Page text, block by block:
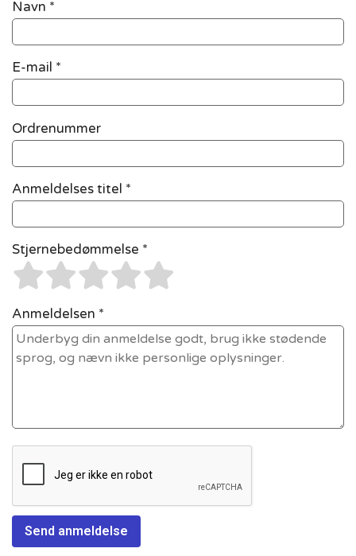
Navn *
E-mail *
Ordrenummer
Anmeldelses titel *
Stjernebedømmelse *
Anmeldelsen *